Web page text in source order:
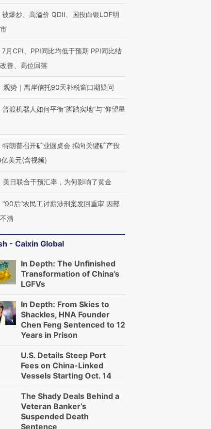
“人道危
西班牙
湖北宜昌局部短时降雨
128毫米 紧急转移近
4000人
雨 3小时累计雨量超80毫
米
届链博
链”接产
【特别呈现】寻找100种
有意思的生活方式·第三对
CFO：不靠规模取胜，华
被爆炒、高溢价 QDII、国投白银LOF明
7月CPI、PPI同比均低于预期 PPI同比结
善、高位回落
观势｜离岸信托90天补税窗口期疑问
普渡机器人如何平衡“脚踏实地”与“仰望星
特朗普召开矿业圆桌会 拟向关键矿产投
美元(含视频)
美日联合干预汇率，为何影响了黄金
“90后”农民工讨薪涉刑案发回重审 因部
清
- Caixin Global
In Depth: The Unfinished
Transformation of China’s
LGFVs
In Depth: From Skies to
Shackles, HNA Founder
Chen Feng Sentenced to 12
Years in Prison
U.S. Details Steep Port
Fees on China-Linked
Vessels Starting Oct. 14
The Shady Deals Behind a
Veteran Banker’s
Suspended Death
Sentence